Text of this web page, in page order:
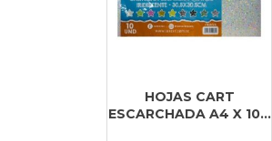
HOJAS CART
ESCARCHADA A4 X 10...